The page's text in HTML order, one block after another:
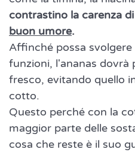
contrastino la carenza
buon umore.
Affinché possa svolgere
funzioni, l'ananas dovrà
fresco, evitando quello
cotto.
Questo perché con la
maggior parte delle
cosa che reste è il suo